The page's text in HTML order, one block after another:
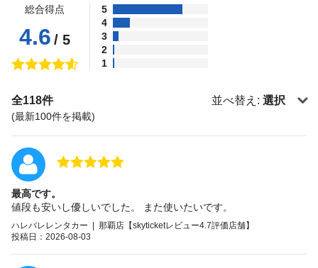
総合得点
4.6 / 5
5
4
3
2
1
全118件
(最新100件を掲載)
並べ替え: 選択
最高です。
値段も安いし優しいでした。 また使いたいです。
ハレバレレンタカー | 那覇店【skyticketレビュー4.7評価店舗】
投稿日：2026-08-03